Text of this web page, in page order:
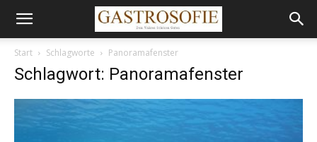
Start Schlagworte Panoramafenster
Schlagwort: Panoramafenster